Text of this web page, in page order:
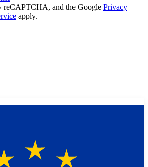
reCAPTCHA, and the Google Privacy
apply.